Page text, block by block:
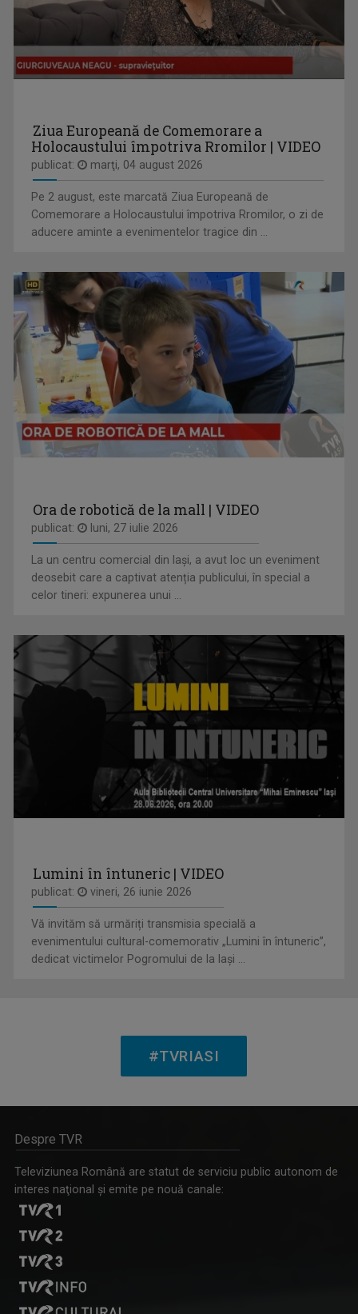
ACCENT REGIONAL
Emisiune de dezbateri pe teme sociale și de ...
ETNIC NEWS
CULT ART
Spectacole, concerte, festivaluri, lansări de ...
Spectacole de teatru, operă, balet, muzică ...
MAŞINA TIMPULUI
Un calendar al evenimentelor zilei
MARIA FLOREA
După aproape 30 de ani de jurnalism, a învăţat ...
OANA LAZĂR
TVR Iaşi înseamnă exact jumătate din viaţa ...
Din 1993, la TVR Iaşi lucrează ca ...
ANDREEA ŞTILIUC
Primul interviu l-a luat când avea doar 11 ani ...
Ziua Europeană de Comemorare a
Holocaustului împotriva Rromilor | VIDEO
publicat: marţi, 04 august 2026
Pe 2 august, este marcată Ziua Europeană de
Comemorare a Holocaustului împotriva Rromilor, o zi de
aducere aminte a evenimentelor tragice din ...
Ora de robotică de la mall | VIDEO
publicat: luni, 27 iulie 2026
La un centru comercial din Iași, a avut loc un eveniment
deosebit care a captivat atenția publicului, în special a
celor tineri: expunerea unui ...
Lumini în întuneric | VIDEO
publicat: vineri, 26 iunie 2026
Vă invităm să urmăriți transmisia specială a
evenimentului cultural-comemorativ „Lumini în întuneric”,
dedicat victimelor Pogromului de la Iași ...
#TVRIASI
Despre TVR
Televiziunea Română are statut de serviciu public autonom de
interes naţional şi emite pe nouă canale: